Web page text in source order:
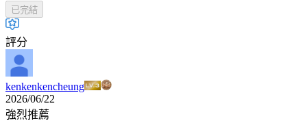
已完結
評分
kenkenkencheung
2026/06/22
強烈推薦